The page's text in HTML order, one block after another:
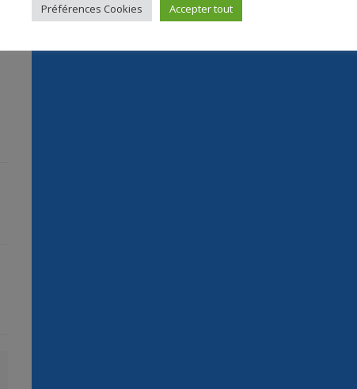
Préférences Cookies Accepter tout